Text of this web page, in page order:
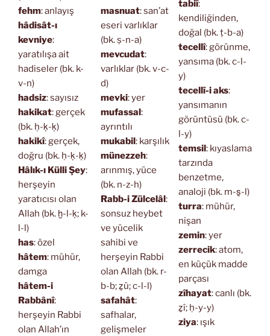
fehm: anlayış
hâdisât-ı
kevniye:
yaratılışa ait
hadiseler (bk. k-
v-n)
hadsiz: sayısız
hakikat: gerçek
(bk. ḥ-ḳ-ḳ)
hakikî: gerçek,
doğru (bk. ḥ-ḳ-ḳ)
Hâlık-ı Külli Şey:
herşeyin
yaratıcısı olan
Allah (bk. ḫ-l-ḳ; k-
l-l)
has: özel
hâtem: mühür,
damga
hâtem-i
Rabbânî:
herşeyin Rabbi
olan Allah’ın
masnuat: san’at
eseri varlıklar
(bk. ṣ-n-a)
mevcudat:
varlıklar (bk. v-c-
d)
mevki: yer
mufassal:
ayrıntılı
mukabil: karşılık
münezzeh:
arınmış, yüce
(bk. n-z-h)
Rabb-i Zülcelâl:
sonsuz heybet
ve yücelik
sahibi ve
herşeyin Rabbi
olan Allah (bk. r-
b-b; ẕü; c-l-l)
safahât:
safhalar,
gelişmeler
tabiî:
kendiliğinden,
doğal (bk. ṭ-b-a)
tecellî: görünme,
yansıma (bk. c-l-
y)
tecellî-i aks:
yansımanın
görüntüsü (bk. c-
l-y)
temsil: kıyaslama
tarzında
benzetme,
analoji (bk. m-s̱-l)
turra: mühür,
nişan
zemin: yer
zerrecik: atom,
en küçük madde
parçası
zîhayat: canlı (bk.
ẕî; ḥ-y-y)
ziya: ışık